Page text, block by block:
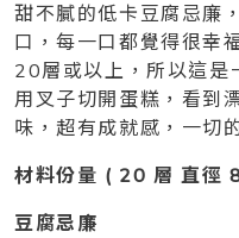
甜不膩的低卡豆腐忌廉
口，每一口都覺得很幸
20層或以上，所以這是
用叉子切開蛋糕，看到
味，超有成就感，一切
材料份量 ( 20 層 直徑
豆腐忌廉